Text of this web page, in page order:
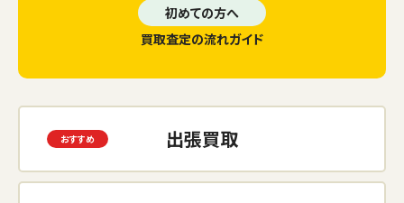
初めての方へ
買取査定の流れガイド
出張買取